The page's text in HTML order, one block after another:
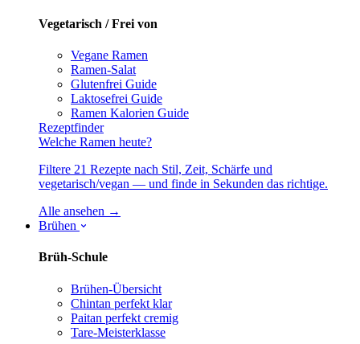
Vegetarisch / Frei von
Vegane Ramen
Ramen-Salat
Glutenfrei Guide
Laktosefrei Guide
Ramen Kalorien Guide
Rezeptfinder
Welche Ramen heute?
Filtere 21 Rezepte nach Stil, Zeit, Schärfe und
vegetarisch/vegan — und finde in Sekunden das richtige.
Alle ansehen →
Brühen
Brüh-Schule
Brühen-Übersicht
Chintan perfekt klar
Paitan perfekt cremig
Tare-Meisterklasse